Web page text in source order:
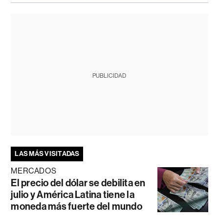
PUBLICIDAD
LAS MÁS VISITADAS
MERCADOS
El precio del dólar se debilita en
julio y América Latina tiene la
moneda más fuerte del mundo